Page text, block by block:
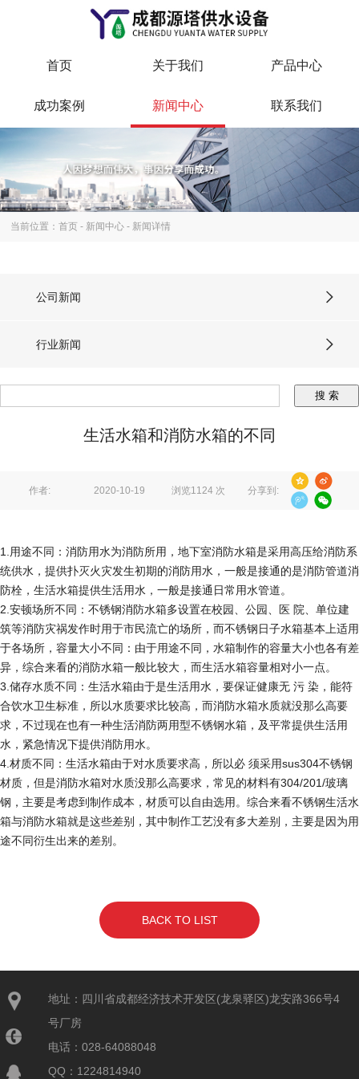
首页 关于我们 产品中心
成功案例 新闻中心 联系我们
当前位置：首页 - 新闻中心 - 新闻详情
公司新闻
行业新闻
生活水箱和消防水箱的不同
作者: 2020-10-19 浏览1124 次 分享到:
1.用途不同：消防用水为消防所用，地下室消防水箱是采用高压给消防系
统供水，提供扑灭火灾发生初期的消防用水，一般是接通的是消防管道消
防栓，生活水箱提供生活用水，一般是接通日常用水管道。
2.安顿场所不同：不锈钢消防水箱多设置在校园、公园、医 院、单位建
筑等消防灾祸发作时用于市民流亡的场所，而不锈钢日子水箱基本上适用
于各场所，容量大小不同：由于用途不同，水箱制作的容量大小也各有差
异，综合来看的消防水箱一般比较大，而生活水箱容量相对小一点。
3.储存水质不同：生活水箱由于是生活用水，要保证健康无 污 染，能符
合饮水卫生标准，所以水质要求比较高，而消防水箱水质就没那么高要
求，不过现在也有一种生活消防两用型不锈钢水箱，及平常提供生活用
水，紧急情况下提供消防用水。
4.材质不同：生活水箱由于对水质要求高，所以必 须采用sus304不锈钢
材质，但是消防水箱对水质没那么高要求，常见的材料有304/201/玻璃
钢，主要是考虑到制作成本，材质可以自由选用。综合来看不锈钢生活水
箱与消防水箱就是这些差别，其中制作工艺没有多大差别，主要是因为用
途不同衍生出来的差别。
BACK TO LIST
地址：四川省成都经济技术开发区(龙泉驿区)龙安路366号4
号厂房
电话：028-64088048
QQ：1224814940